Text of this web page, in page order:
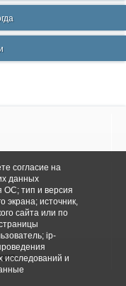
согласие на
данных
ОС; тип и версия
экрана; источник,
сайта или по
ip-
исследований и